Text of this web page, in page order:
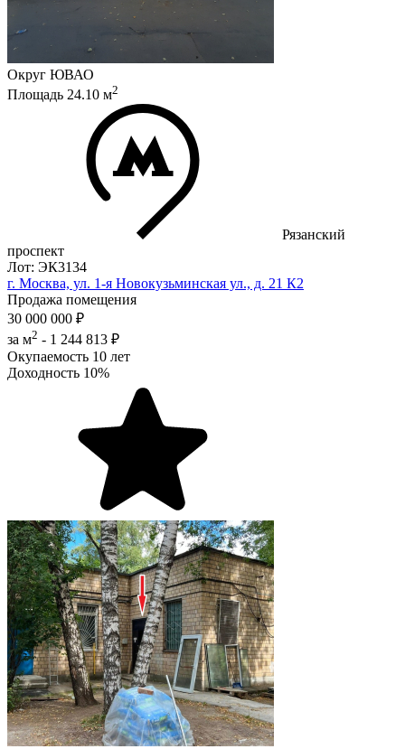
Округ ЮВАО
Площадь 24.10 м2
Рязанский
проспект
Лот: ЭК3134
г. Москва, ул. 1-я Новокузьминская ул., д. 21 К2
Продажа помещения
30 000 000 ₽
за м2 - 1 244 813 ₽
Окупаемость 10 лет
Доходность 10%